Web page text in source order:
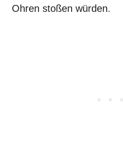
Ohren stoßen würden.